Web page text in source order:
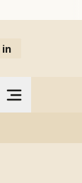
in